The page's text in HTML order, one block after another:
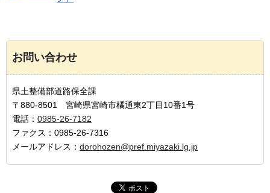
お問い合わせ
県土整備部道路保全課
〒880-8501 宮崎県宮崎市橘通東2丁目10番1号
電話： 0985-26-7182
ファクス：0985-26-7316
メールアドレス： dorohozen@pref.miyazaki.lg.jp